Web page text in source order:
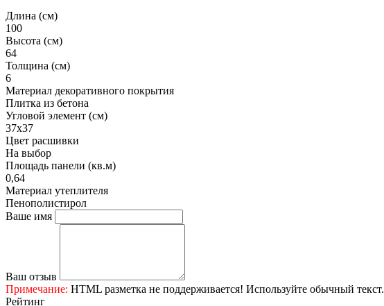
Длина (см)
100
Высота (см)
64
Толщина (см)
6
Материал декоративного покрытия
Плитка из бетона
Угловой элемент (см)
37х37
Цвет расшивки
На выбор
Площадь панели (кв.м)
0,64
Материал утеплителя
Пенополистирол
Ваше имя
Ваш отзыв
Примечание: HTML разметка не поддерживается! Используйте обычный текст.
Рейтинг